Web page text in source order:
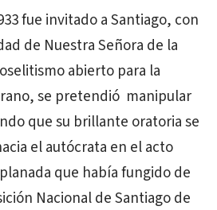
fue invitado a Santiago, con
de Nuestra Señora de la
abierto para la
se pretendió manipular
que su brillante oratoria se
el autócrata en el acto
que había fungido de
Nacional de Santiago de